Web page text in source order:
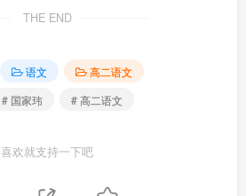
THE END
语文
高二语文
# 国家玮 # 高二语文
喜欢就支持一下吧